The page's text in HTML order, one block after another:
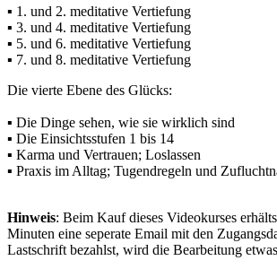
▪ 1. und 2. meditative Vertiefung
▪ 3. und 4. meditative Vertiefung
▪ 5. und 6. meditative Vertiefung
▪ 7. und 8. meditative Vertiefung
Die vierte Ebene des Glücks:
▪ Die Dinge sehen, wie sie wirklich sind
▪ Die Einsichtsstufen 1 bis 14
▪ Karma und Vertrauen; Loslassen
▪ Praxis im Alltag; Tugendregeln und
Hinweis: Beim Kauf dieses Videokurses
Minuten eine seperate Email mit den
Lastschrift bezahlst, wird die Bearbeitung